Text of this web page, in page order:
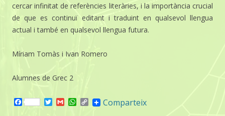
cercar infinitat de referències literàries, i la importància crucial
de que es continuï editant i traduint en qualsevol llengua
actual i també en qualsevol llengua futura.
Míriam Tomàs i Ivan Romero
Alumnes de Grec 2
F T G W C
o
Comparteix